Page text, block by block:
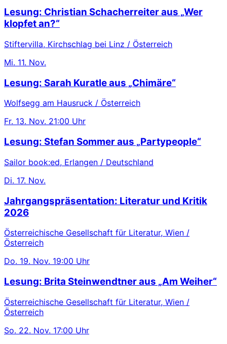
Lesung: Christian Schacherreiter aus „Wer
klopfet an?“
Stiftervilla, Kirchschlag bei Linz / Österreich
Mi. 11. Nov.
Lesung: Sarah Kuratle aus „Chimäre“
Wolfsegg am Hausruck / Österreich
Fr. 13. Nov. 21:00 Uhr
Lesung: Stefan Sommer aus „Partypeople“
Sailor book:ed, Erlangen / Deutschland
Di. 17. Nov.
Jahrgangspräsentation: Literatur und Kritik
2026
Österreichische Gesellschaft für Literatur, Wien /
Österreich
Do. 19. Nov. 19:00 Uhr
Lesung: Brita Steinwendtner aus „Am Weiher“
Österreichische Gesellschaft für Literatur, Wien /
Österreich
So. 22. Nov. 17:00 Uhr